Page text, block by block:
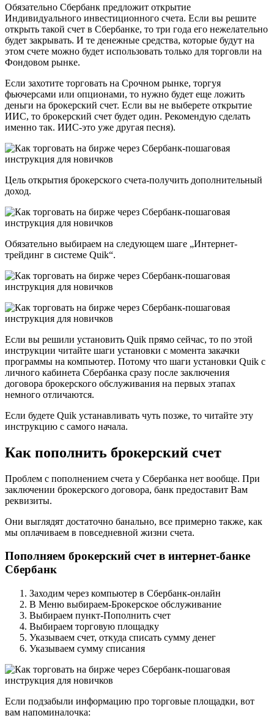
Обязательно Сбербанк предложит открытие
Индивидуального инвестиционного счета. Если вы решите
открыть такой счет в Сбербанке, то три года его нежелательно
будет закрывать. И те денежные средства, которые будут на
этом счете можно будет использовать только для торговли на
Фондовом рынке.
Если захотите торговать на Срочном рынке, торгуя
фьючерсами или опционами, то нужно будет еще ложить
деньги на брокерский счет. Если вы не выберете открытие
ИИС, то брокерский счет будет один. Рекомендую сделать
именно так. ИИС-это уже другая песня).
Цель открытия брокерского счета-получить дополнительный
доход.
Обязательно выбираем на следующем шаге „Интернет-
трейдинг в системе Quik“.
Если вы решили установить Quik прямо сейчас, то по этой
инструкции читайте шаги установки с момента закачки
программы на компьютер. Потому что шаги установки Quik с
личного кабинета Сбербанка сразу после заключения
договора брокерского обслуживания на первых этапах
немного отличаются.
Если будете Quik устанавливать чуть позже, то читайте эту
инструкцию с самого начала.
Как пополнить брокерский счет
Проблем с пополнением счета у Сбербанка нет вообще. При
заключении брокерского договора, банк предоставит Вам
реквизиты.
Они выглядят достаточно банально, все примерно также, как
мы оплачиваем в повседневной жизни счета.
Пополняем брокерский счет в интернет-банке
Сбербанк
Заходим через компьютер в Сбербанк-онлайн
В Меню выбираем-Брокерское обслуживание
Выбираем пункт-Пополнить счет
Выбираем торговую площадку
Указываем счет, откуда списать сумму денег
Указываем сумму списания
Если подзабыли информацию про торговые площадки, вот
вам напоминалочка: